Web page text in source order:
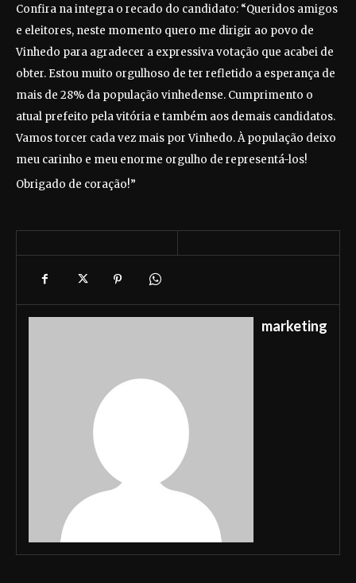
Confira na integra o recado do candidato: “Queridos amigos
e eleitores, neste momento quero me dirigir ao povo de
Vinhedo para agradecer a expressiva votação que acabei de
obter. Estou muito orgulhoso de ter refletido a esperança de
mais de 28% da população vinhedense. Cumprimento o
atual prefeito pela vitória e também aos demais candidatos.
Vamos torcer cada vez mais por Vinhedo. À população deixo
meu carinho e meu enorme orgulho de representá-los!
Obrigado de coração!”
marketing